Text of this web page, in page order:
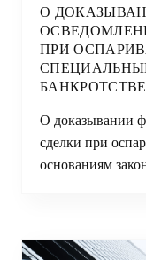
О
ПРИ
БАНКРОТСТВЕ
О доказывании
сделки при
основаниям